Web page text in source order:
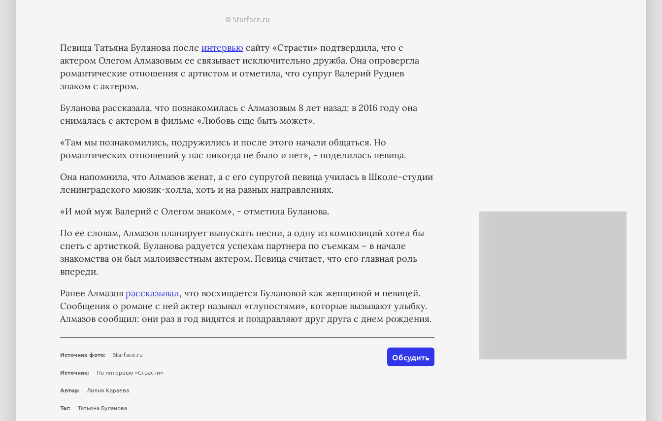
© Starface.ru
Певица Татьяна Буланова после интервью сайту «Страсти» подтвердила, что с
актером Олегом Алмазовым ее связывает исключительно дружба. Она опровергла
романтические отношения с артистом и отметила, что супруг Валерий Руднев
знаком с актером.
Буланова рассказала, что познакомилась с Алмазовым 8 лет назад: в 2016 году она
снималась с актером в фильме «Любовь еще быть может».
«Там мы познакомились, подружились и после этого начали общаться. Но
романтических отношений у нас никогда не было и нет», - поделилась певица.
Она напомнила, что Алмазов женат, а с его супругой певица училась в Школе-студии
ленинградского мюзик-холла, хоть и на разных направлениях.
«И мой муж Валерий с Олегом знаком», - отметила Буланова.
По ее словам, Алмазов планирует выпускать песни, а одну из композиций хотел бы
спеть с артисткой. Буланова радуется успехам партнера по съемкам – в начале
знакомства он был малоизвестным актером. Певица считает, что его главная роль
впереди.
Ранее Алмазов рассказывал, что восхищается Булановой как женщиной и певицей.
Сообщения о романе с ней актер называл «глупостями», которые вызывают улыбку.
Алмазов сообщил: они раз в год видятся и поздравляют друг друга с днем рождения.
Обсудить
Источник фото: Starface.ru
Источник: По интервью «Страсти»
Автор: Лилия Караева
Тег: Татьяна Буланова